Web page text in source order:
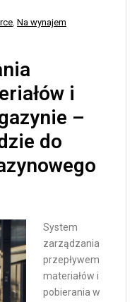
, Na wynajem
i
–
do
System
zarządzania
przepływem
materiałów i
pobierania w